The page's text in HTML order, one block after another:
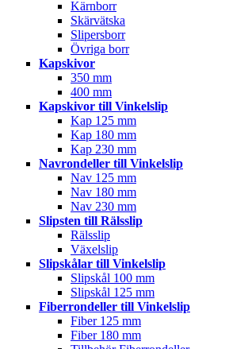
Kärnborr
Skärvätska
Slipersborr
Övriga borr
Kapskivor
350 mm
400 mm
Kapskivor till Vinkelslip
Kap 125 mm
Kap 180 mm
Kap 230 mm
Navrondeller till Vinkelslip
Nav 125 mm
Nav 180 mm
Nav 230 mm
Slipsten till Rälsslip
Rälsslip
Växelslip
Slipskålar till Vinkelslip
Slipskål 100 mm
Slipskål 125 mm
Fiberrondeller till Vinkelslip
Fiber 125 mm
Fiber 180 mm